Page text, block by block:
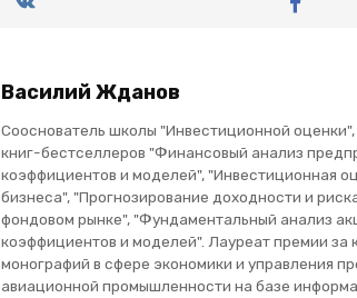
Василий Жданов
Сооснователь школы "Инвестиционной оценки",
книг-бестселлеров "Финансовый анализ
коэффициентов и моделей", "Инвестиционная
бизнеса", "Прогнозирование доходности и
фондовом рынке", "Фундаментальный анализ
коэффициентов и моделей". Лауреат премии за
монографий в сфере экономики и управления
авиационной промышленности на базе